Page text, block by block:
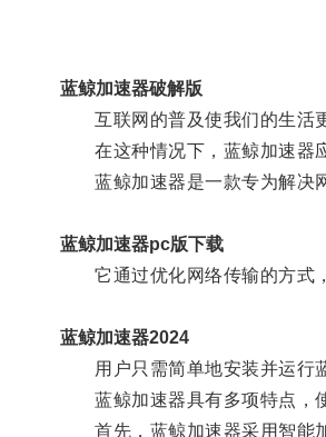
蓝鲸加速器破解版
互联网的普及使我们的生活更
在这种情况下，蓝鲸加速器应
蓝鲸加速器是一款专为解决网
蓝鲸加速器pc版下载
它通过优化网络传输的方式，
蓝鲸加速器2024
用户只需简单地安装并运行蓝
蓝鲸加速器具有多项特点，使
首先，蓝鲸加速器采用智能加